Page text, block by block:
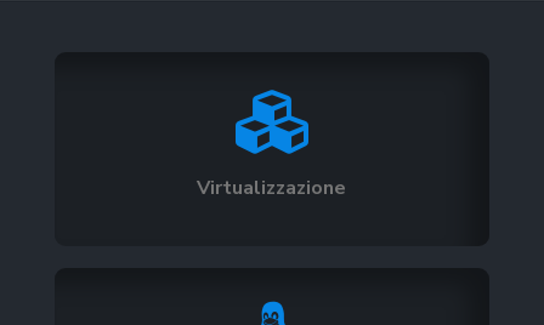

Virtualizzazione